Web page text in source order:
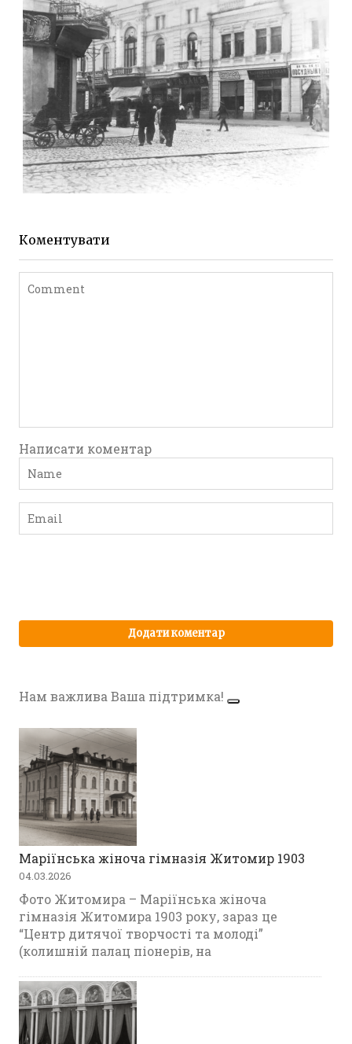
до 1917 року
Leave a comment
ЖИТОМИР МИХАЙЛІВСЬКА 1903 РОКУ
Коментувати
Написати коментар
Нам важлива Ваша підтримка!
Маріїнська жіноча гімназія Житомир 1903
04.03.2026
Фото Житомира – Маріїнська жіноча
гімназія Житомира 1903 року, зараз це
“Центр дитячої творчості та молоді”
(колишній палац піонерів, на